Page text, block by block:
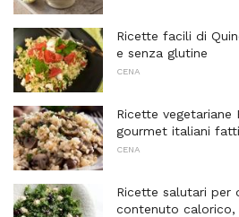
Ricette facili di
e senza glutine
CENA
Ricette
gourmet italiani
CENA
Ricette salutari per
contenuto calorico,